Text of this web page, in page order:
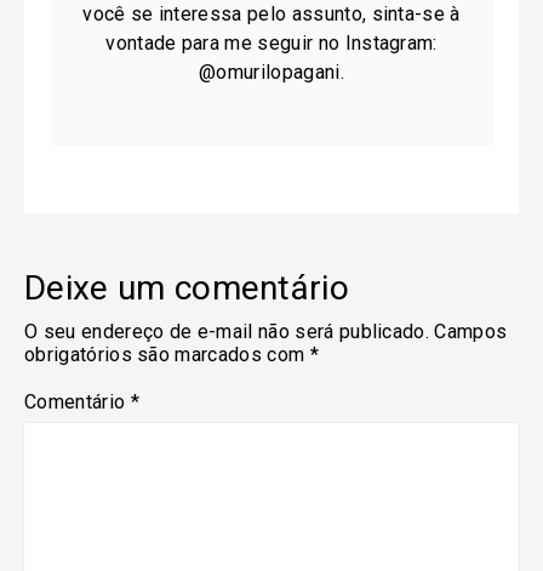
você se interessa pelo assunto, sinta-se à
vontade para me seguir no Instagram:
@omurilopagani.
Deixe um comentário
O seu endereço de e-mail não será publicado. Campos
obrigatórios são marcados com *
Comentário *